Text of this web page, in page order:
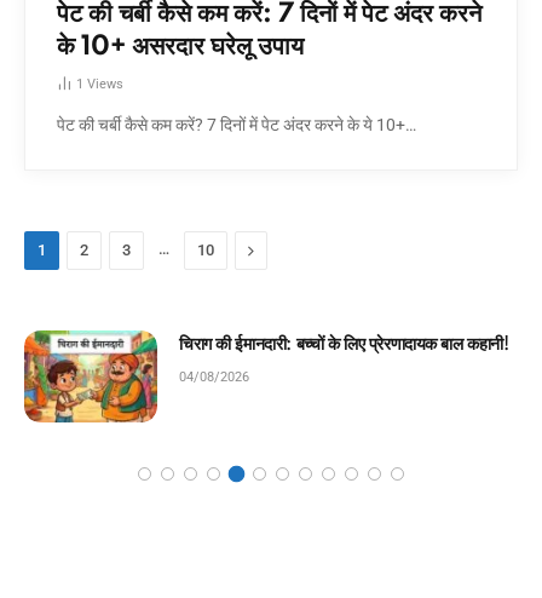
पेट की चर्बी कैसे कम करें: 7 दिनों में पेट अंदर करने
के 10+ असरदार घरेलू उपाय
1 Views
पेट की चर्बी कैसे कम करें? 7 दिनों में पेट अंदर करने के ये 10+…
1 2 3 … 10 Next
मेहनत की पहली सीढ़ी: बच्चों के लिए प्रेरणादायक बाल
कहानी!